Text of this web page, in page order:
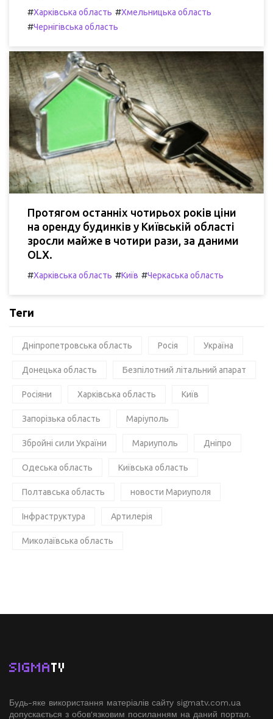
#Харківська область #Хмельницька область
#Чернігівська область
Протягом останніх чотирьох років ціни
на оренду будинків у Київській області
зросли майже в чотири рази, за даними
OLX.
#Харківська область #Київ #Черкаська область
Теги
Дніпропетровська область Росія Україна
Донецька область Безпілотний літальний апарат
Росіяни Харківська область Київ
Запорізька область Маріуполь
Збройні сили України Мариуполь Дніпро
Одеська область Київська область
Полтавська область новости Мариуполя
Інфраструктура Артилерія
Миколаївська область
SIGMATV
Будь-яке використання матеріалів сайту sigmatv.com.ua
допускається з обов'язковим посиланням на даний портал.